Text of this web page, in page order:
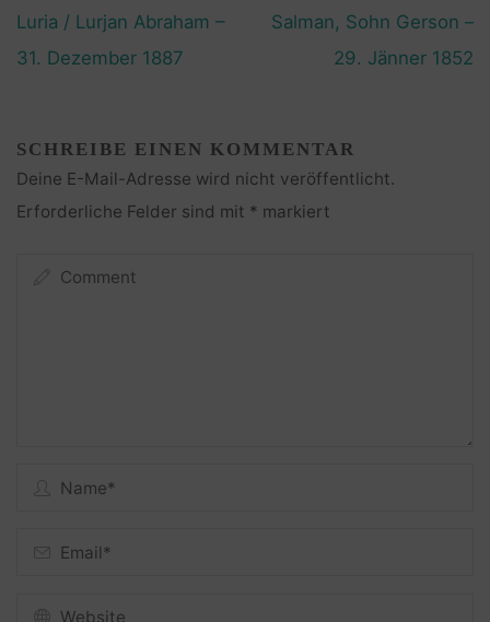
Luria / Lurjan Abraham –
31. Dezember 1887
Salman, Sohn Gerson –
29. Jänner 1852
SCHREIBE EINEN KOMMENTAR
Deine E-Mail-Adresse wird nicht veröffentlicht.
Erforderliche Felder sind mit * markiert